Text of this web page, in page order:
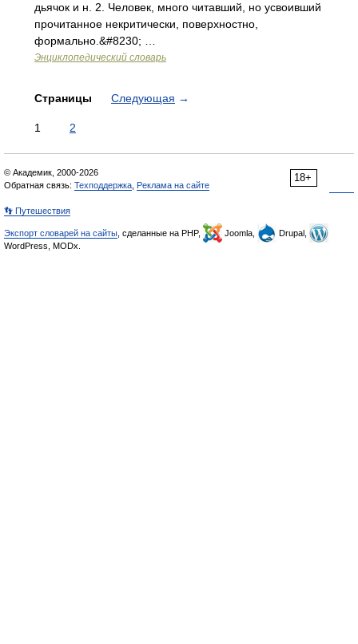
дьячок и н. 2. Человек, много читавший, но усвоивший
прочитанное некритически, поверхностно,
формально.&#8230; …
Энциклопедический словарь
Страницы Следующая →
1 2
18+
© Академик, 2000-2026
Обратная связь: Техподдержка Реклама на сайте
👣 Путешествия
Экспорт словарей на сайты , сделанные на PHP, Joomla,
Drupal,
WordPress, MODx.